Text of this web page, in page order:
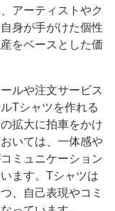
アーティストやク
身が手がけた個性
をベースとした価
ルや注文サービス
Tシャツを作れる
拡大に拍車をかけ
いては、一体感や
ミュニケーション
ます。Tシャツは
、自己表現やコミ